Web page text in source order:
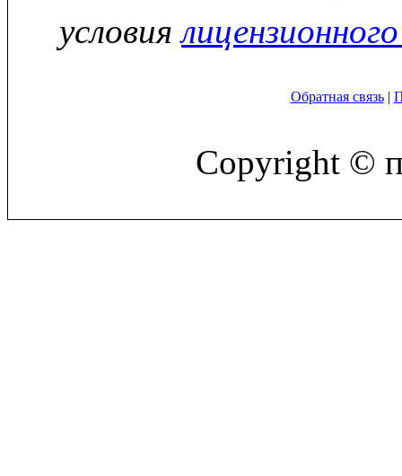
условия
Обратная связь|
Copyright ©